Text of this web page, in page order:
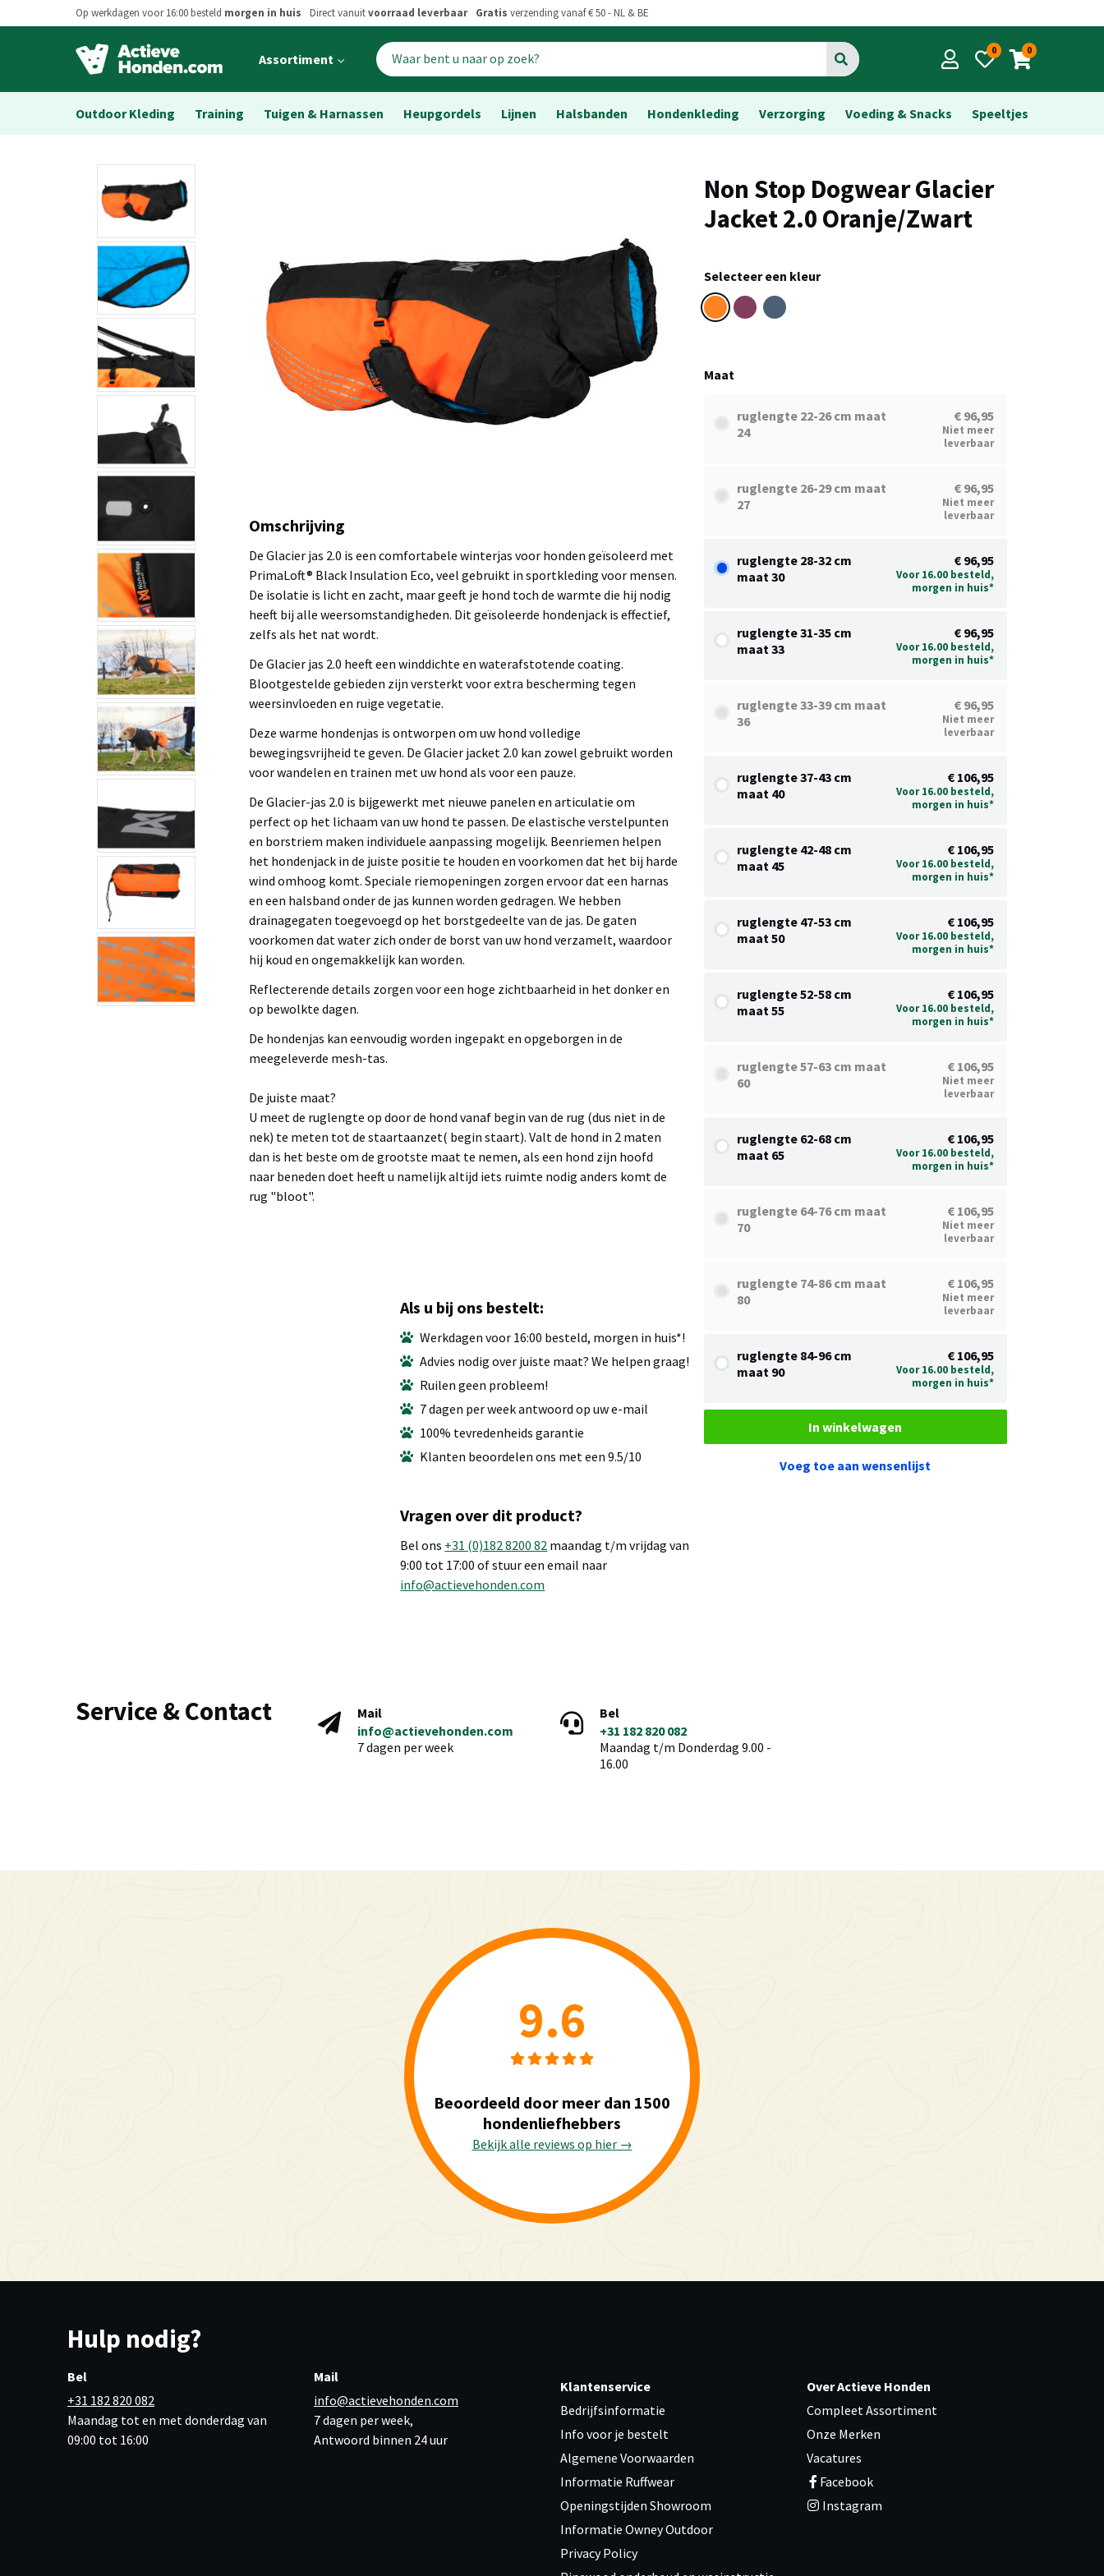
Op werkdagen voor 16:00 besteld morgen in huis Direct vanuitvoorraad leverbaar Gratis verzending vanaf € 50 - NL & BE
Open
menu
Assortiment Go 0 0
Outdoor Kleding Training Tuigen & Harnassen Heupgordels Lijnen Halsbanden Hondenkleding Verzorging Voeding & Snacks Speeltjes
Non Stop Dogwear Glacier
Jacket 2.0 Oranje/Zwart
Selecteer een kleur
Maat
ruglengte 22-26 cm maat
24
€ 96,95
Niet meer
leverbaar
ruglengte 26-29 cm maat
27
€ 96,95
Niet meer
leverbaar
ruglengte 28-32 cm
maat 30
€ 96,95
Voor 16.00 besteld,
morgen in huis*
ruglengte 31-35 cm
maat 33
€ 96,95
Voor 16.00 besteld,
morgen in huis*
ruglengte 33-39 cm maat
36
€ 96,95
Niet meer
leverbaar
ruglengte 37-43 cm
maat 40
€ 106,95
Voor 16.00 besteld,
morgen in huis*
ruglengte 42-48 cm
maat 45
€ 106,95
Voor 16.00 besteld,
morgen in huis*
ruglengte 47-53 cm
maat 50
€ 106,95
Voor 16.00 besteld,
morgen in huis*
ruglengte 52-58 cm
maat 55
€ 106,95
Voor 16.00 besteld,
morgen in huis*
ruglengte 57-63 cm maat
60
€ 106,95
Niet meer
leverbaar
ruglengte 62-68 cm
maat 65
€ 106,95
Voor 16.00 besteld,
morgen in huis*
ruglengte 64-76 cm maat
70
€ 106,95
Niet meer
leverbaar
ruglengte 74-86 cm maat
80
€ 106,95
Niet meer
leverbaar
ruglengte 84-96 cm
maat 90
€ 106,95
Voor 16.00 besteld,
morgen in huis*
In winkelwagen
Voeg toe aan wensenlijst
Omschrijving
De Glacier jas 2.0 is een comfortabele winterjas voor honden geïsoleerd met
PrimaLoft® Black Insulation Eco, veel gebruikt in sportkleding voor mensen.
De isolatie is licht en zacht, maar geeft je hond toch de warmte die hij nodig
heeft bij alle weersomstandigheden. Dit geïsoleerde hondenjack is effectief,
zelfs als het nat wordt.
De Glacier jas 2.0 heeft een winddichte en waterafstotende coating.
Blootgestelde gebieden zijn versterkt voor extra bescherming tegen
weersinvloeden en ruige vegetatie.
Deze warme hondenjas is ontworpen om uw hond volledige
bewegingsvrijheid te geven. De Glacier jacket 2.0 kan zowel gebruikt worden
voor wandelen en trainen met uw hond als voor een pauze.
De Glacier-jas 2.0 is bijgewerkt met nieuwe panelen en articulatie om
perfect op het lichaam van uw hond te passen. De elastische verstelpunten
en borstriem maken individuele aanpassing mogelijk. Beenriemen helpen
het hondenjack in de juiste positie te houden en voorkomen dat het bij harde
wind omhoog komt. Speciale riemopeningen zorgen ervoor dat een harnas
en een halsband onder de jas kunnen worden gedragen. We hebben
drainagegaten toegevoegd op het borstgedeelte van de jas. De gaten
voorkomen dat water zich onder de borst van uw hond verzamelt, waardoor
hij koud en ongemakkelijk kan worden.
Reflecterende details zorgen voor een hoge zichtbaarheid in het donker en
op bewolkte dagen.
De hondenjas kan eenvoudig worden ingepakt en opgeborgen in de
meegeleverde mesh-tas.
De juiste maat?
U meet de ruglengte op door de hond vanaf begin van de rug (dus niet in de
nek) te meten tot de staartaanzet( begin staart). Valt de hond in 2 maten
dan is het beste om de grootste maat te nemen, als een hond zijn hoofd
naar beneden doet heeft u namelijk altijd iets ruimte nodig anders komt de
rug "bloot".
Als u bij ons bestelt:
Werkdagen voor 16:00 besteld, morgen in huis*!
Advies nodig over juiste maat? We helpen graag!
Ruilen geen probleem!
7 dagen per week antwoord op uw e-mail
100% tevredenheids garantie
Klanten beoordelen ons met een 9.5/10
Vragen over dit product?
Bel ons +31 (0)182 8200 82 maandag t/m vrijdag van
9:00 tot 17:00 of stuur een email naar
info@actievehonden.com
Service & Contact
Mail
info@actievehonden.com
7 dagen per week
Bel
+31 182 820 082
Maandag t/m Donderdag 9.00 -
16.00
9.6
Beoordeeld door meer dan 1500
hondenliefhebbers
Bekijk alle reviews op hier →
Hulp nodig?
Bel
+31 182 820 082
Maandag tot en met donderdag van
09:00 tot 16:00
Mail
info@actievehonden.com
7 dagen per week,
Antwoord binnen 24 uur
Klantenservice
Bedrijfsinformatie
Info voor je bestelt
Algemene Voorwaarden
Informatie Ruffwear
Openingstijden Showroom
Informatie Owney Outdoor
Privacy Policy
Over Actieve Honden
Compleet Assortiment
Onze Merken
Vacatures
Facebook
Instagram